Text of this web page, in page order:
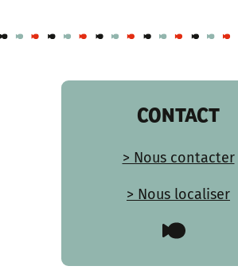
CONTACT
> Nous contacter
> Nous localiser